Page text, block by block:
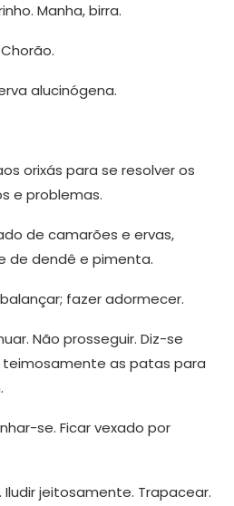
Manha, birra.
alucinógena.
orixás para se resolver os
e problemas.
de camarões e ervas,
de dendê e pimenta.
fazer adormecer.
Não prosseguir. Diz-se
as patas para
se. Ficar vexado por
Iludir jeitosamente. Trapacear.